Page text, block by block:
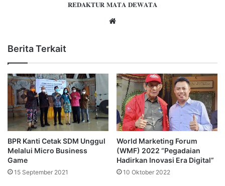
𝐑𝐄𝐃𝐀𝐊𝐓𝐔𝐑 𝐌𝐀𝐓𝐀 𝐃𝐄𝐖𝐀𝐓𝐀
Berita Terkait
BPR Kanti Cetak SDM Unggul
Melalui Micro Business
Game
15 September 2021
World Marketing Forum
(WMF) 2022 “Pegadaian
Hadirkan Inovasi Era Digital”
10 Oktober 2022